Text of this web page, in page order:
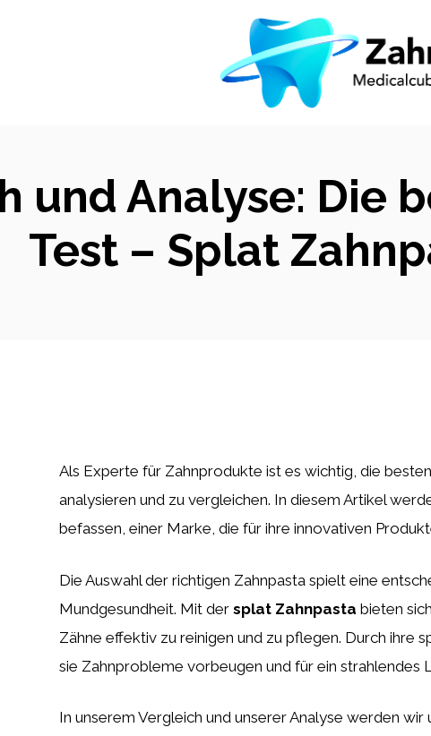
und Analyse: Die
Test – Splat
Als Experte für Zahnprodukte ist es wichtig, die
analysieren und zu vergleichen. In diesem Artikel
befassen, einer Marke, die für ihre innovativen
Die Auswahl der richtigen Zahnpasta spielt eine
Mundgesundheit. Mit der splat Zahnpasta bieten
Zähne effektiv zu reinigen und zu pflegen. Durch ihre
sie Zahnprobleme vorbeugen und für ein strahlendes
In unserem Vergleich und unserer Analyse werden